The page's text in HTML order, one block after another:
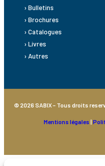
› Bulletins
› Brochures
› Catalogues
› Livres
› Autres
© 2026 SABIX – Tous droits
Mentions légales |